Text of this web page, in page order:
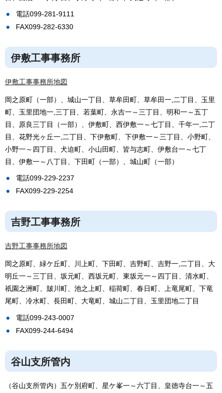
電話099-281-9111
FAX099-282-6330
伊敷工事事務所
伊敷工事事務所地図
岡之原町（一部）、城山一丁目、草牟田町、草牟田一,二丁目、玉里
町、玉里団地一,三丁目、若葉町、永吉一～三丁目、明和一～五丁
目、原良三丁目（一部）、伊敷町、西伊敷一～七丁目、千年一,二丁
目、花野光ヶ丘一,二丁目、下伊敷町、下伊敷一～三丁目、小野町、
小野一～四丁目、犬迫町、小山田町、皆与志町、伊敷台一～七丁
目、伊敷一～八丁目、下田町（一部）、城山町（一部）
電話099-229-2237
FAX099-229-2254
吉野工事事務所
吉野工事事務所地図
岡之原町、緑ケ丘町、川上町、下田町、吉野町、吉野一,二丁目、大
明丘一～三丁目、坂元町、西坂元町、東坂元一～四丁目、清水町、
祇園之洲町、皷川町、池之上町、稲荷町、春日町、上竜尾町、下竜
尾町、冷水町、長田町、大竜町、城山二丁目、玉里団地二丁目
電話099-243-0007
FAX099-244-6494
谷山支所管内
（谷山支所管内）五ケ別府町、星ケ峯一～六丁目、皇徳寺台一～五